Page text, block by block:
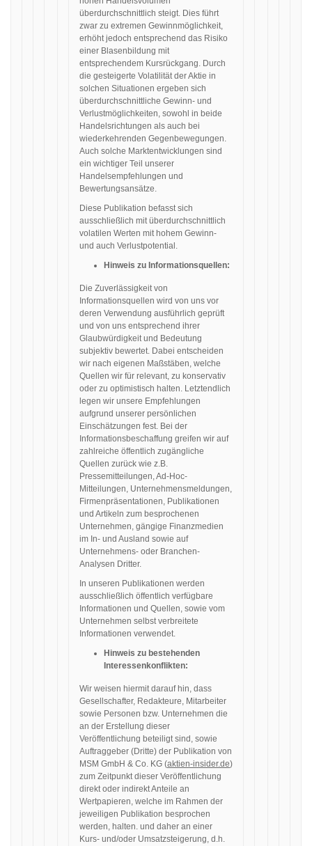
überdurchschnittlich steigt. Dies führt
zwar zu extremen Gewinnmöglichkeit,
erhöht jedoch entsprechend das Risiko
einer Blasenbildung mit
entsprechendem Kursrückgang. Durch
die gesteigerte Volatilität der Aktie in
solchen Situationen ergeben sich
überdurchschnittliche Gewinn- und
Verlustmöglichkeiten, sowohl in beide
Handelsrichtungen als auch bei
wiederkehrenden Gegenbewegungen.
Auch solche Marktentwicklungen sind
ein wichtiger Teil unserer
Handelsempfehlungen und
Bewertungsansätze.
Diese Publikation befasst sich
ausschließlich mit überdurchschnittlich
volatilen Werten mit hohem Gewinn-
und auch Verlustpotential.
Hinweis zu Informationsquellen:
Die Zuverlässigkeit von
Informationsquellen wird von uns vor
deren Verwendung ausführlich geprüft
und von uns entsprechend ihrer
Glaubwürdigkeit und Bedeutung
subjektiv bewertet. Dabei entscheiden
wir nach eigenen Maßstäben, welche
Quellen wir für relevant, zu konservativ
oder zu optimistisch halten. Letztendlich
legen wir unsere Empfehlungen
aufgrund unserer persönlichen
Einschätzungen fest. Bei der
Informationsbeschaffung greifen wir auf
zahlreiche öffentlich zugängliche
Quellen zurück wie z.B.
Pressemitteilungen, Ad-Hoc-
Mitteilungen, Unternehmensmeldungen,
Firmenpräsentationen, Publikationen
und Artikeln zum besprochenen
Unternehmen, gängige Finanzmedien
im In- und Ausland sowie auf
Unternehmens- oder Branchen-
Analysen Dritter.
In unseren Publikationen werden
ausschließlich öffentlich verfügbare
Informationen und Quellen, sowie vom
Unternehmen selbst verbreitete
Informationen verwendet.
Hinweis zu bestehenden
Interessenkonflikten:
Wir weisen hiermit darauf hin, dass
Gesellschafter, Redakteure, Mitarbeiter
sowie Personen bzw. Unternehmen die
an der Erstellung dieser
Veröffentlichung beteiligt sind, sowie
Auftraggeber (Dritte) der Publikation von
MSM GmbH & Co. KG (aktien-insider.de)
zum Zeitpunkt dieser Veröffentlichung
direkt oder indirekt Anteile an
Wertpapieren, welche im Rahmen der
jeweiligen Publikation besprochen
werden, halten. und daher an einer
Kurs- und/oder Umsatzsteigerung, d.h.